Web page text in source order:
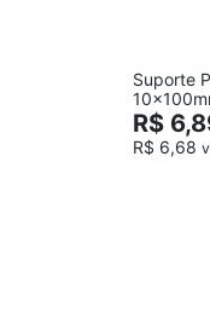
Suporte
R$
R$ 6,68